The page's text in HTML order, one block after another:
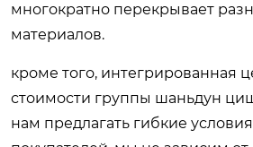
многократно перекрывает
материалов.
кроме того, интегрированная
стоимости группы шаньдун
нам предлагать гибкие